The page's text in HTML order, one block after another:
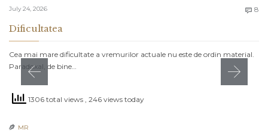
July 24, 2026  8
Dificultatea
Cea mai mare dificultate a vremurilor actuale nu este de ordin material.
Paradoxal, de bine…
1306 total views , 246 views today
 MR